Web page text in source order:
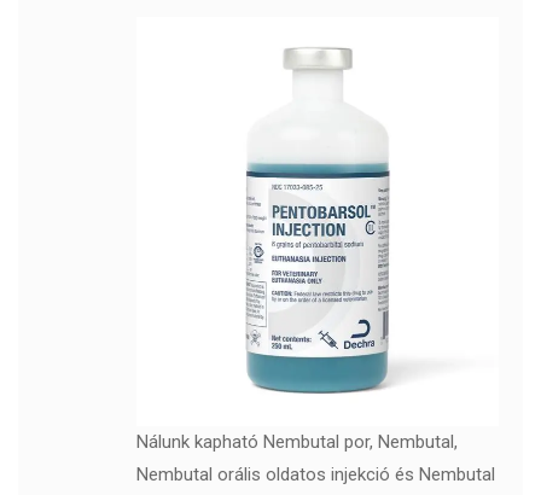
Nálunk kapható Nembutal por, Nembutal,
Nembutal orális oldatos injekció és Nembutal